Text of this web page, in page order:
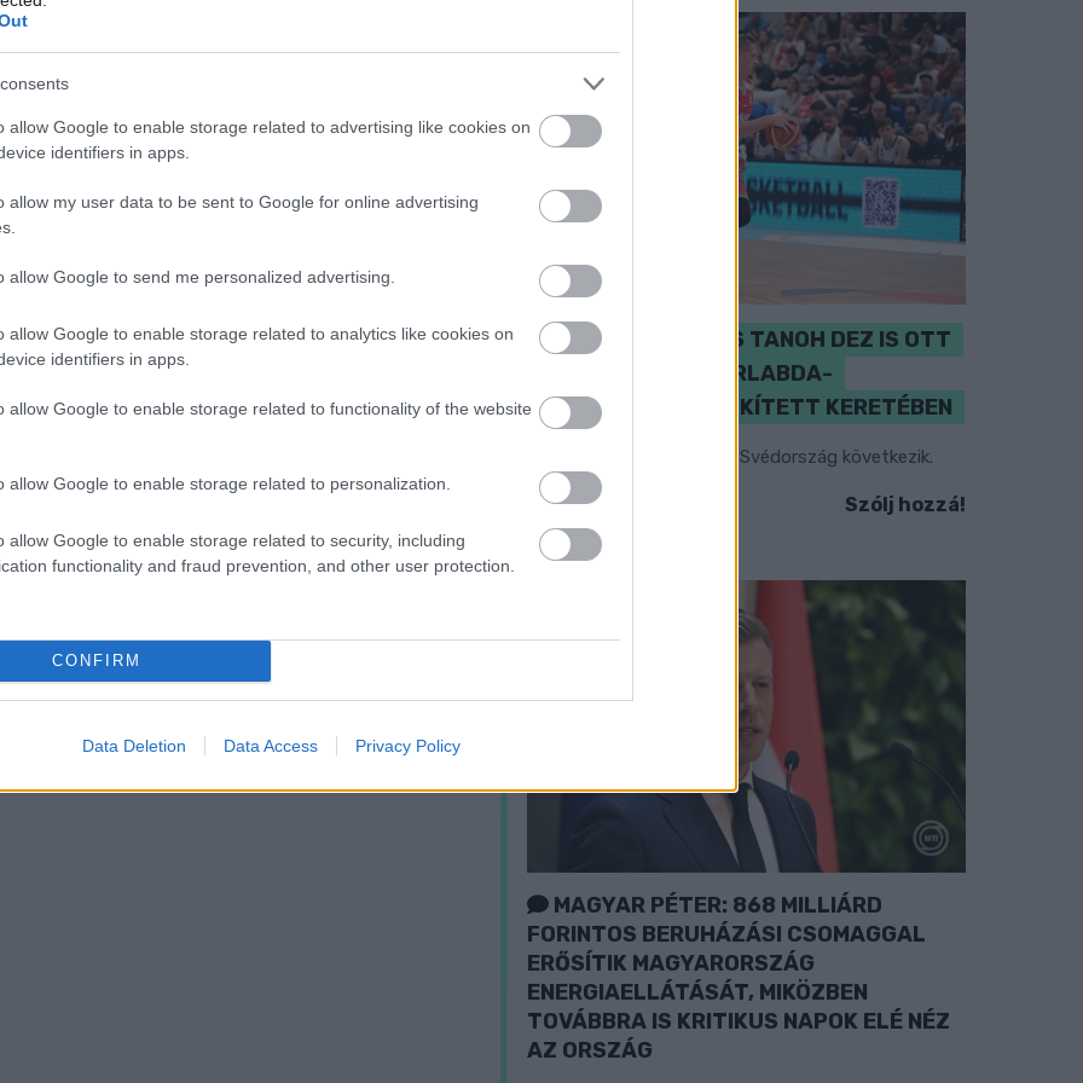
allow Google to enable storage related to advertising like cookies on
identifiers in apps.
allow my user data to be sent to Google for online advertising
allow Google to send me personalized advertising.
allow Google to enable storage related to analytics like cookies on
identifiers in apps.
allow Google to enable storage related to functionality of the website
allow Google to enable storage related to personalization.
allow Google to enable storage related to security, including
functionality and fraud prevention, and other user protection.
CONFIRM
Data Deletion Data Access Privacy Policy
PERL, VÁRADI ÉS TANOH DEZ IS OTT
VAN A FÉRFI KOSÁRLABDA-
VÁLOGATOTT SZŰKÍTETT KERETÉBEN
Észtország, Szlovénia és Svédország következik.
Szólj hozzá!
MAGYAR PÉTER: 868 MILLIÁRD
FORINTOS BERUHÁZÁSI CSOMAGGAL
ERŐSÍTIK MAGYARORSZÁG
ENERGIAELLÁTÁSÁT, MIKÖZBEN
TOVÁBBRA IS KRITIKUS NAPOK ELÉ NÉZ
AZ ORSZÁG